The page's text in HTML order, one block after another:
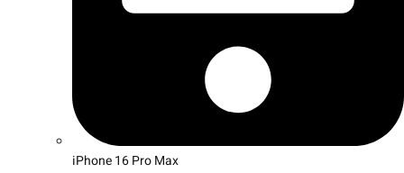
iPhone 16 Pro Max